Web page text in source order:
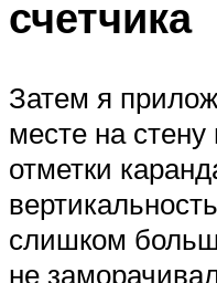
счетчика
Затем я
месте на
отметки
слишком
не